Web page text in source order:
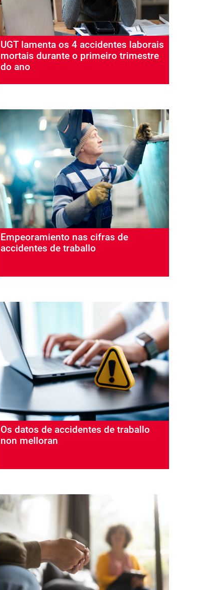
UGT lamenta os 4 accidentes laborais
mortais durante o primeiro trimestre
do ano
Empeoramiento nas cifras de
accidentes de traballo
Os datos de accidentes de traballo
non melloran